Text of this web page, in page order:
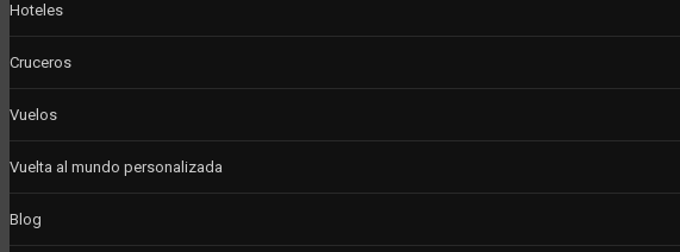
Hoteles
Cruceros
Vuelos
Vuelta al mundo personalizada
Blog